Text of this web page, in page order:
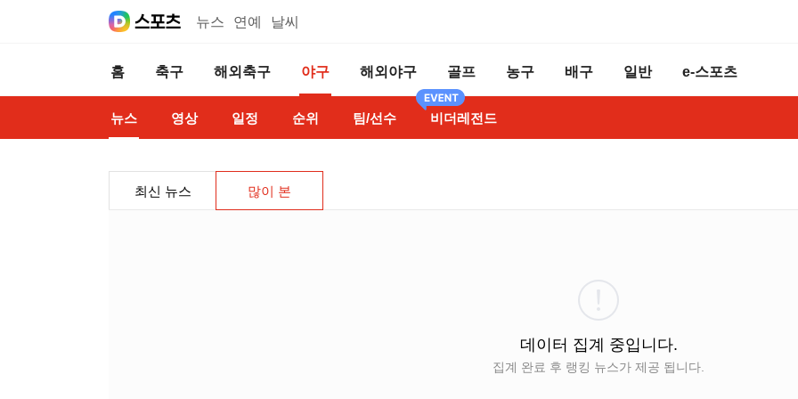
뉴스 연예 날씨
홈 축구 해외축구 야구 해외야구 골프 농구 배구 일반 e-스포츠
뉴스 영상 일정 순위 팀/선수 비더레전드
최신 뉴스 많이 본
데이터 집계 중입니다.
집계 완료 후 랭킹 뉴스가 제공 됩니다.